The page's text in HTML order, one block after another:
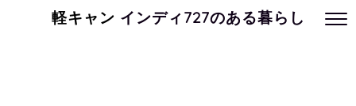
軽キャン インディ727のある暮らし